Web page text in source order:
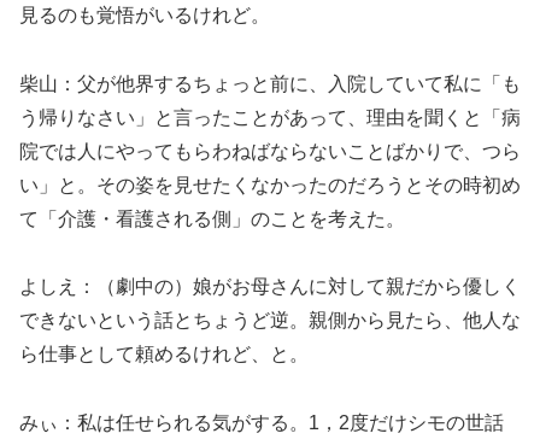
見るのも覚悟がいるけれど。
柴山：父が他界するちょっと前に、入院していて私に「も
う帰りなさい」と言ったことがあって、理由を聞くと「病
院では人にやってもらわねばならないことばかりで、つら
い」と。その姿を見せたくなかったのだろうとその時初め
て「介護・看護される側」のことを考えた。
よしえ：（劇中の）娘がお母さんに対して親だから優しく
できないという話とちょうど逆。親側から見たら、他人な
ら仕事として頼めるけれど、と。
みぃ：私は任せられる気がする。1，2度だけシモの世話